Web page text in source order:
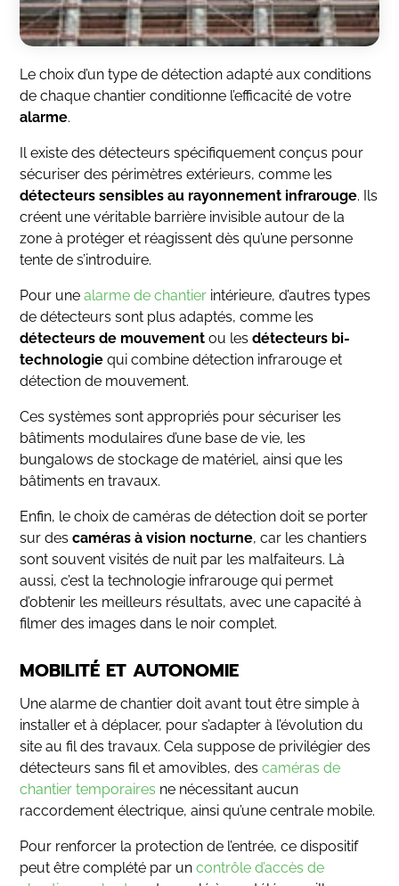
Le choix d’un type de détection adapté aux conditions
de chaque chantier conditionne l’efficacité de votre
alarme.
Il existe des détecteurs spécifiquement conçus pour
sécuriser des périmètres extérieurs, comme les
détecteurs sensibles au rayonnement infrarouge. Ils
créent une véritable barrière invisible autour de la
zone à protéger et réagissent dès qu’une personne
tente de s’introduire.
Pour unealarme de chantier intérieure, d’autres types
de détecteurs sont plus adaptés, comme les
détecteurs de mouvement ou lesdétecteurs bi-
technologie qui combine détection infrarouge et
détection de mouvement.
Ces systèmes sont appropriés pour sécuriser les
bâtiments modulaires d’une base de vie, les
bungalows de stockage de matériel, ainsi que les
bâtiments en travaux.
Enfin, le choix de caméras de détection doit se porter
sur descaméras à vision nocturne, car les chantiers
sont souvent visités de nuit par les malfaiteurs. Là
aussi, c’est la technologie infrarouge qui permet
d’obtenir les meilleurs résultats, avec une capacité à
filmer des images dans le noir complet.
MOBILITÉ ET AUTONOMIE
Une alarme de chantier doit avant tout être simple à
installer et à déplacer, pour s’adapter à l’évolution du
site au fil des travaux. Cela suppose de privilégier des
détecteurs sans fil et amovibles, descaméras de
chantier temporaires ne nécessitant aucun
raccordement électrique, ainsi qu’une centrale mobile.
Pour renforcer la protection de l’entrée, ce dispositif
peut être complété par uncontrôle d’accès de